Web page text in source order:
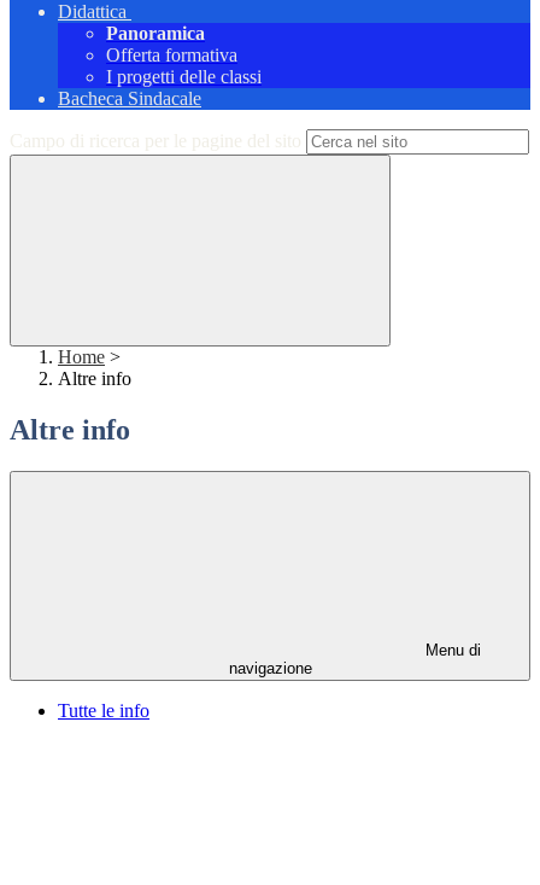
Didattica
Panoramica
Offerta formativa
I progetti delle classi
Bacheca Sindacale
Campo di ricerca per le pagine del sito
Home >
Altre info
Altre info
Menu di
navigazione
Tutte le info